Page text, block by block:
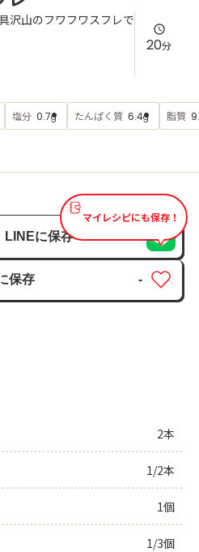
わせ
は
沢山のフワフワスフレで
20分
塩分 0.7g たんぱく質 6.4g 脂質
マイレシピにも保存！
LINEに保存
保存
-
2本
1/2本
1個
1/3個